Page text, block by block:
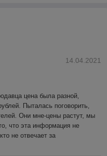
14.04.2021
цена была разной,
Пыталась поговорить,
Они мне-цены растут, мы
что эта информация не
не отвечает за